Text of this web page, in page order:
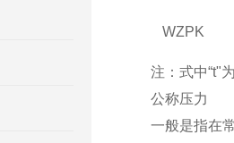
WZPK
注：式中“t"
公称压力
一般是指在